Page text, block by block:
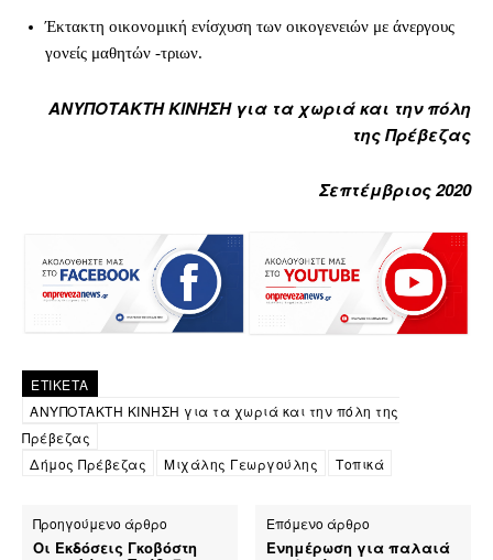
Έκτακτη οικονομική ενίσχυση των οικογενειών με άνεργους
γονείς μαθητών -τριων.
ΑΝΥΠΟΤΑΚΤΗ ΚΙΝΗΣΗ για τα χωριά και την πόλη
της Πρέβεζας
Σεπτέμβριος 2020
ΕΤΙΚΕΤΑ
ΑΝΥΠΟΤΑΚΤΗ ΚΙΝΗΣΗ για τα χωριά και την πόλη της
Πρέβεζας
Δήμος Πρέβεζας
Μιχάλης Γεωργούλης Τοπικά
Προηγούμενο άρθρο
Οι Εκδόσεις Γκοβόστη
Επόμενο άρθρο
Ενημέρωση για παλαιά